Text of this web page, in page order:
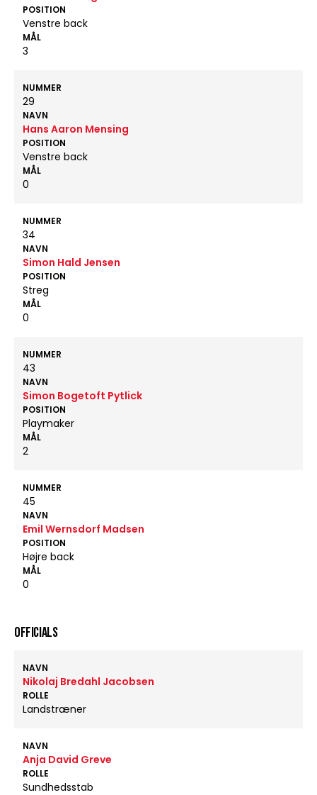
POSITION
Venstre back
MÅL
3
NUMMER
29
NAVN
Hans Aaron Mensing
POSITION
Venstre back
MÅL
0
NUMMER
34
NAVN
Simon Hald Jensen
POSITION
Streg
MÅL
0
NUMMER
43
NAVN
Simon Bogetoft Pytlick
POSITION
Playmaker
MÅL
2
NUMMER
45
NAVN
Emil Wernsdorf Madsen
POSITION
Højre back
MÅL
0
OFFICIALS
NAVN
Nikolaj Bredahl Jacobsen
ROLLE
Landstræner
NAVN
Anja David Greve
ROLLE
Sundhedsstab